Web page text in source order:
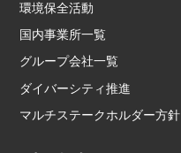
環境保全活動
国内事業所一覧
グループ会社一覧
ダイバーシティ推進
マルチステークホルダー方針